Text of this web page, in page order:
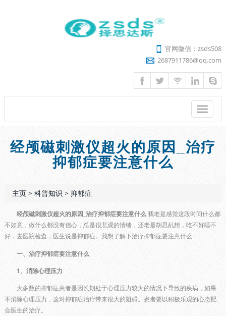
官网微信：zsds508
2687911786@qq.com
菜
单
经颅磁刺激仪超火的原因_治疗
抑郁症要注意什么
主页 > 科普知识 > 抑郁症
经颅磁刺激仪超火的原因_治疗抑郁症要注意什么我老是感觉这段时间什么都
不如意，做什么都没有信心，总是很悲观的情绪，还老是胡思乱想，吃不好睡不
好，去医院检查，医生说是抑郁症。我想了解下治疗抑郁症要注意什么
一、治疗抑郁症要注意什么
1、消除心理压力
大多数的抑郁症患者是因长期处于心理压力较大的情况下导致的疾病，如果
不消除心理压力，这对抑郁症治疗带来很大的阻碍。患者要以积极乐观的心态配
合医生的治疗。